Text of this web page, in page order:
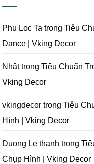
Decor
Đà
Nẵng
Vking
Nẵng
|
Decor
Tránh
Khi
Kế
Chụp
Ảnh
Đà
Vking
Decor
Phu Loc Ta trong Tiêu
Dance | Vking Decor
Nhậttrong Tiêu Chuẩn
Vking Decor
vkingdecor trong Tiêu
Hình | Vking Decor
Duong Le thanh trong
Chụp Hình | Vking Decor